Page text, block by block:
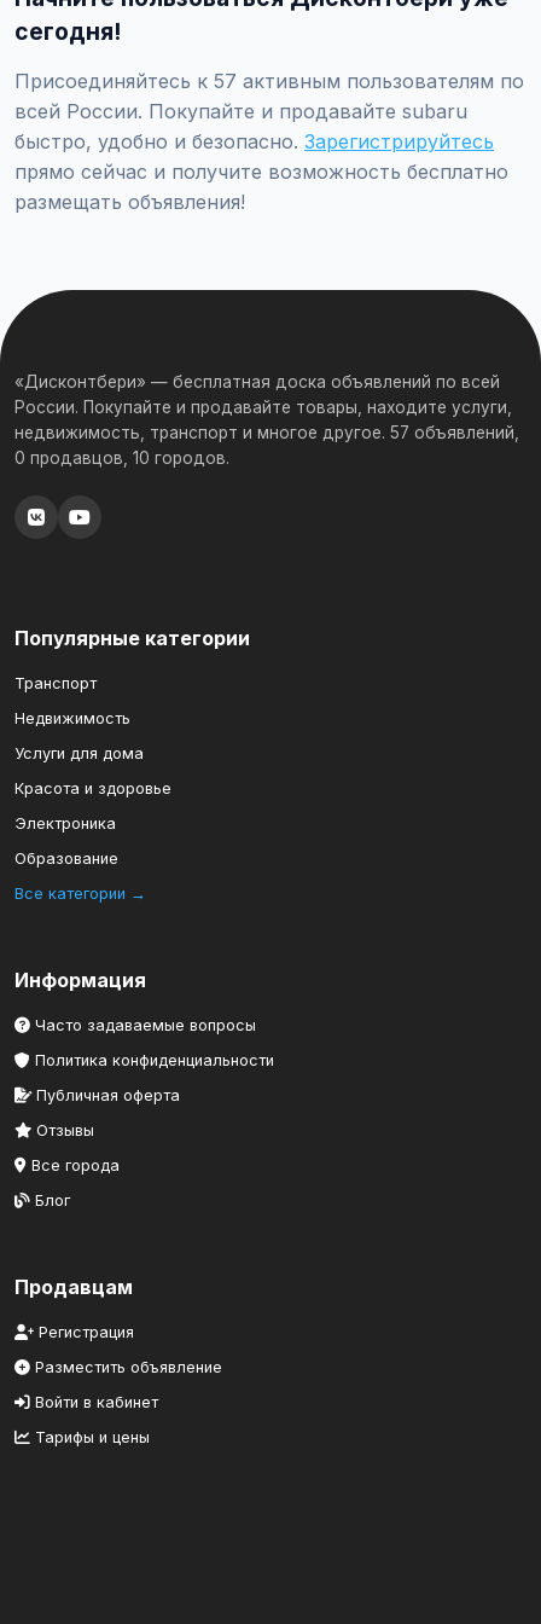
сегодня!
Присоединяйтесь к 57 активным пользователям по
всей России. Покупайте и продавайте subaru
быстро, удобно и безопасно. Зарегистрируйтесь
прямо сейчас и получите возможность бесплатно
размещать объявления!
«Дисконтбери» — бесплатная доска объявлений по всей
России. Покупайте и продавайте товары, находите услуги,
недвижимость, транспорт и многое другое. 57 объявлений,
0 продавцов, 10 городов.
Популярные категории
Транспорт
Недвижимость
Услуги для дома
Красота и здоровье
Электроника
Образование
Все категории →
Информация
Часто задаваемые вопросы
Политика конфиденциальности
Публичная оферта
Отзывы
Все города
Блог
Продавцам
Регистрация
Разместить объявление
Войти в кабинет
Тарифы и цены